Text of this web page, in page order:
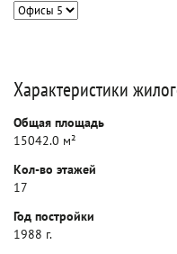
Характеристики
Общая площадь
15042.0 м²
Кол-во этажей
17
Год постройки
1988 г.